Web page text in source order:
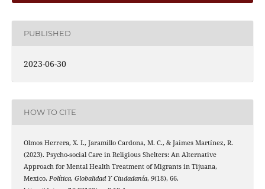
PUBLISHED
2023-06-30
HOW TO CITE
Olmos Herrera, X. I., Jaramillo Cardona, M. C., & Jaimes Martínez, R.
(2023). Psycho-social Care in Religious Shelters: An Alternative
Approach for Mental Health Treatment of Migrants in Tijuana,
Mexico. Política, Globalidad Y Ciudadanía, 9(18), 66.